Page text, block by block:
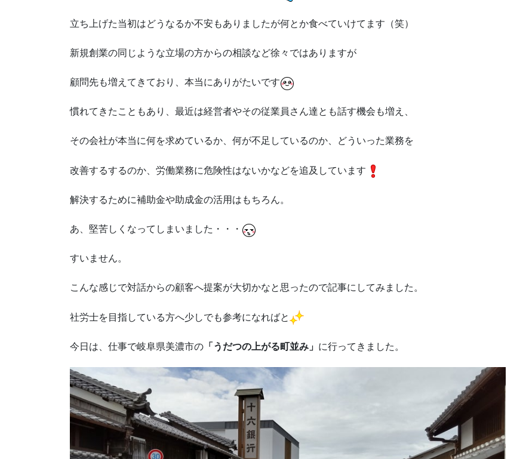
立ち上げた当初はどうなるか不安もありましたが何とか食べていけてます（笑）
新規創業の同じような立場の方からの相談など徐々ではありますが
顧問先も増えてきており、本当にありがたいです
慣れてきたこともあり、最近は経営者やその従業員さん達とも話す機会も増え、
その会社が本当に何を求めているか、何が不足しているのか、どういった業務を
改善するするのか、労働業務に危険性はないかなどを追及しています
解決するために補助金や助成金の活用はもちろん。
あ、堅苦しくなってしまいました・・・
すいません。
こんな感じで対話からの顧客へ提案が大切かなと思ったので記事にしてみました。
社労士を目指している方へ少しでも参考になればと
今日は、仕事で岐阜県美濃市の 「うだつの上がる町並み」 に行ってきました。